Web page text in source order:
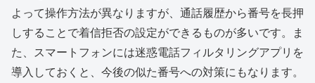
よって操作方法が異なりますが、通話履歴から番号を長押
しすることで着信拒否の設定ができるものが多いです。ま
た、スマートフォンには迷惑電話フィルタリングアプリを
導入しておくと、今後の似た番号への対策にもなります。